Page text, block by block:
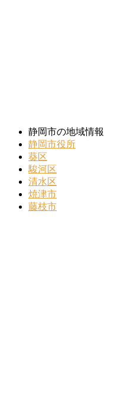
静岡市の地域情報
静岡市役所
葵区
駿河区
清水区
焼津市
藤枝市